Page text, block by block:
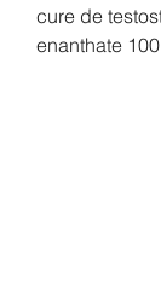
cure de
enanthate